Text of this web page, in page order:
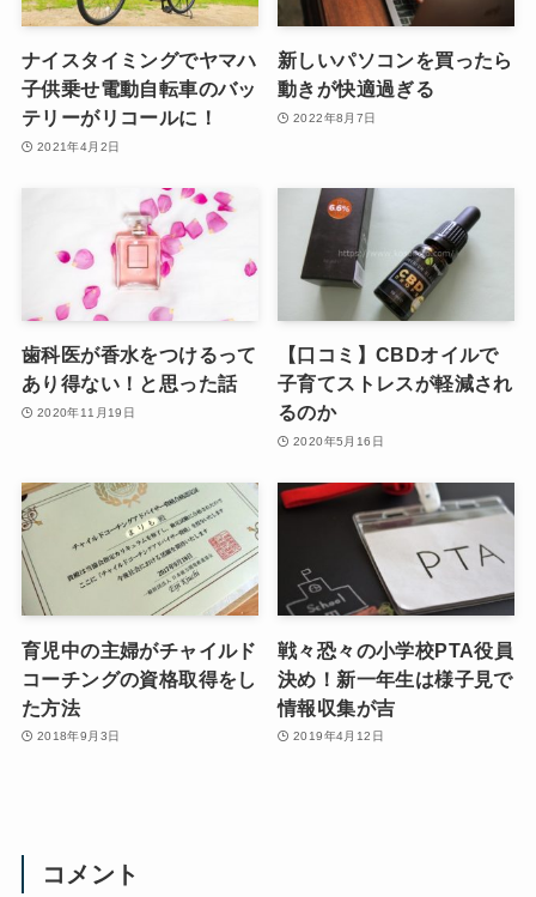
ナイスタイミングでヤマハ
子供乗せ電動自転車のバッ
テリーがリコールに！
2021年4月2日
新しいパソコンを買ったら
動きが快適過ぎる
2022年8月7日
歯科医が香水をつけるって
あり得ない！と思った話
2020年11月19日
【口コミ】CBDオイルで
子育てストレスが軽減され
るのか
2020年5月16日
育児中の主婦がチャイルド
コーチングの資格取得をし
た方法
2018年9月3日
戦々恐々の小学校PTA役員
決め！新一年生は様子見で
情報収集が吉
2019年4月12日
コメント